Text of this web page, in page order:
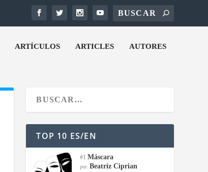
ARTÍCULOS ARTICLES AUTORES
TOP 10 ES/EN
#1Máscara
por: Beatriz Ciprian